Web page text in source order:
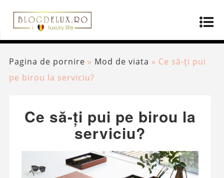
Pagina de pornire » Mod de viata » Ce să-ți pui
pe birou la serviciu?
Ce să-ți pui pe birou la
serviciu?